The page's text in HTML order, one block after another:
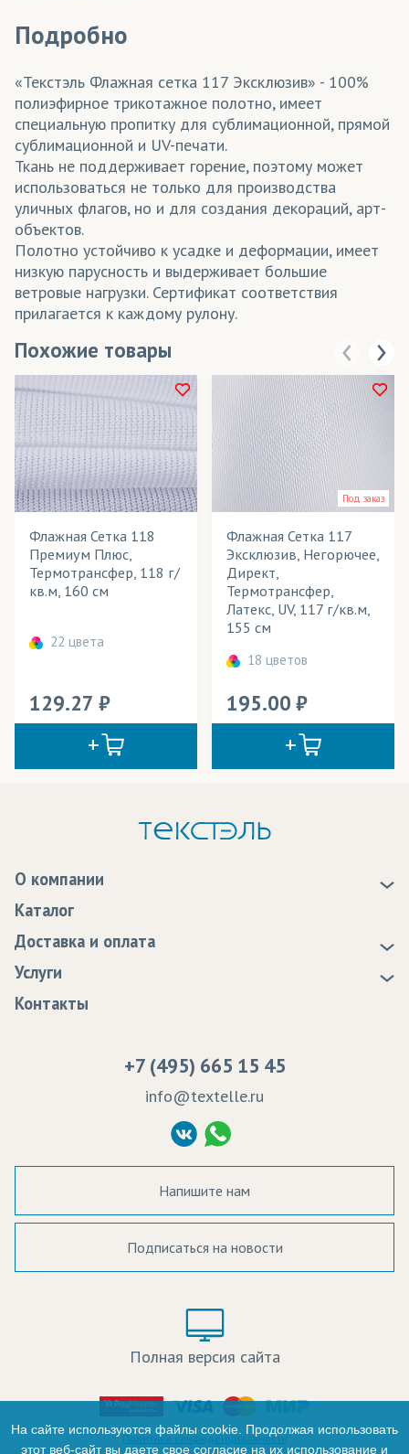
Подробно
«Текстэль Флажная сетка 117 Эксклюзив» - 100%
полиэфирное трикотажное полотно, имеет
специальную пропитку для сублимационной, прямой
сублимационной и UV-печати.
Ткань не поддерживает горение, поэтому может
использоваться не только для производства
уличных флагов, но и для создания декораций, арт-
объектов.
Полотно устойчиво к усадке и деформации, имеет
низкую парусность и выдерживает большие
ветровые нагрузки. Сертификат соответствия
прилагается к каждому рулону.
Похожие товары
Флажная Сетка 118
Премиум Плюс,
Термотрансфер, 118 г/
кв.м, 160 см
22 цвета
129.27
Под заказ
Флажная Сетка 117
Эксклюзив, Негорючее,
Директ,
Термотрансфер,
Латекс, UV, 117 г/кв.м,
155 см
18 цветов
195.00
О компании
Статьи
Программа лояльности
Сертификаты качества
Судебные решения
Политика Конфиденциальности
Согласие на обработку ПД
Каталог
Доставка и оплата
Доставка
Оплата
Услуги
Образцы
Контакты
+7 (495) 665 15 45
info@textelle.ru
Напишите нам
Подписаться на новости
Полная версия сайта
Политика конфиденциальности
-
На сайте используются файлы cookie. Продолжая использовать
этот веб-сайт вы даете свое согласие на их использование и